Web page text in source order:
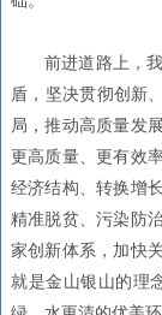
前进道路上，
盾，坚决贯彻创新
局，推动高质量发
更高质量、更有效
经济结构、转换增
精准脱贫、污染防
家创新体系，加快
就是金山银山的理